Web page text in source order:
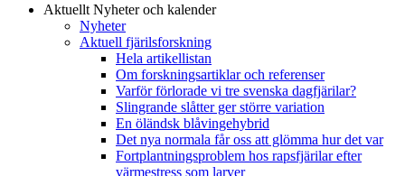
Aktuellt Nyheter och kalender
Nyheter
Aktuell fjärilsforskning
Hela artikellistan
Om forskningsartiklar och referenser
Varför förlorade vi tre svenska dagfjärilar?
Slingrande slåtter ger större variation
En öländsk blåvingehybrid
Det nya normala får oss att glömma hur det var
Fortplantningsproblem hos rapsfjärilar efter
värmestress som larver